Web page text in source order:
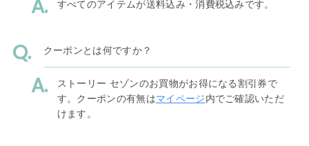
すべてのアイテムが送料込み・消費税込みです。
クーポンとは何ですか？
ストーリー セゾンのお買物がお得になる割引券で
す。クーポンの有無はマイページ内でご確認いただ
けます。